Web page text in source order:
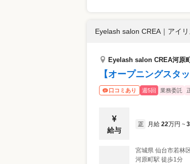
Eyelash salon CREA｜ アイ
Eyelash salon CREA河原
【オープニングスタ
口コミあり 週5回 業務委託
給与
正 月給 22万円 ~
宮城県 仙台市若林
河原町駅 徒歩1分